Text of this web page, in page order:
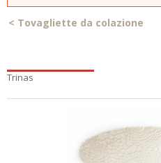
< Tovagliette da colazione
Trinas